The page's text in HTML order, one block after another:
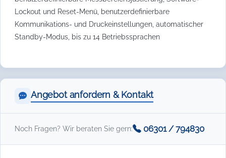
Lockout und Reset-Menü, benutzerdefinierbare
Kommunikations- und Druckeinstellungen, automatischer
Standby-Modus, bis zu 14 Betriebssprachen
Angebot anfordern & Kontakt
Noch Fragen? Wir beraten Sie gern: 06301 / 794830